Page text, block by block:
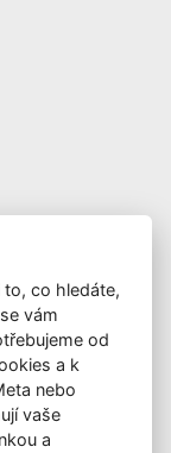
co hledáte,
vám
od
a k
nebo
vaše
a